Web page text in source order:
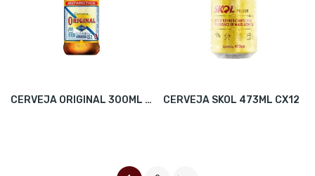
CERVEJA ORIGINAL 300ML CX24 CERVEJA SKOL 473ML CX12